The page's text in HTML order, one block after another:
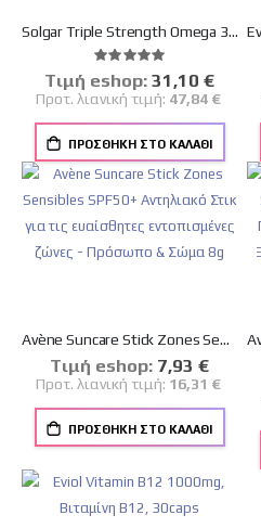
Solgar Triple Strength Omega 3 950mg 50 μαλακές κάψουλες
Βαθμολογία:
100%
Tιμή eshop:Ειδική
Τιμή
31,10 €
Προτ. λιανική τιμή: 47,84 €
ΠΡΟΣΘΉΚΗ ΣΤΟ ΚΑΛΆΘΙ
Avène Suncare Stick Zones Sensibles SPF50+ Αντηλιακό Στικ για τις ευαίσθητες εντοπισμένες ζώνες - Πρόσωπο & Σώμα 8g
Tιμή eshop: Ειδική
Τιμή
7,93 €
Προτ. λιανική τιμή: 16,31 €
ΠΡΟΣΘΉΚΗ ΣΤΟ ΚΑΛΆΘΙ